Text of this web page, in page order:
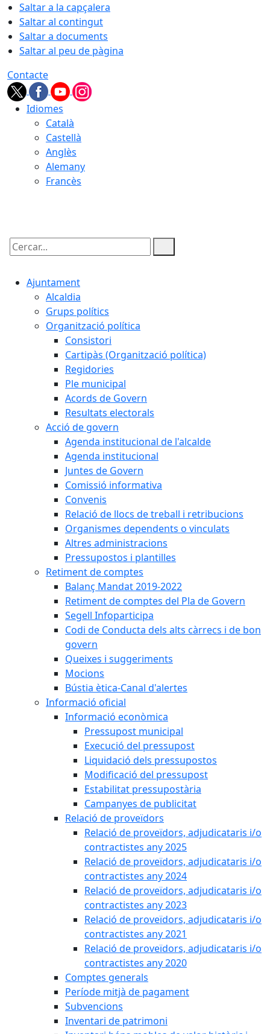
Saltar a la capçalera
Saltar al contingut
Saltar a documents
Saltar al peu de pàgina
Contacte
Idiomes
Català
Castellà
Anglès
Alemany
Francès
Cercar:
Ajuntament
Alcaldia
Grups polítics
Organització política
Consistori
Cartipàs (Organització política)
Regidories
Ple municipal
Acords de Govern
Resultats electorals
Acció de govern
Agenda institucional de l'alcalde
Agenda institucional
Juntes de Govern
Comissió informativa
Convenis
Relació de llocs de treball i retribucions
Organismes dependents o vinculats
Altres administracions
Pressupostos i plantilles
Retiment de comptes
Balanç Mandat 2019-2022
Retiment de comptes del Pla de Govern
Segell Infoparticipa
Codi de Conducta dels alts càrrecs i de bon
govern
Queixes i suggeriments
Mocions
Bústia ètica-Canal d'alertes
Informació oficial
Informació econòmica
Pressupost municipal
Execució del pressupost
Liquidació dels pressupostos
Modificació del pressupost
Estabilitat pressupostària
Campanyes de publicitat
Relació de proveïdors
Relació de proveïdors, adjudicataris i/o
contractistes any 2025
Relació de proveïdors, adjudicataris i/o
contractistes any 2024
Relació de proveïdors, adjudicataris i/o
contractistes any 2023
Relació de proveïdors, adjudicataris i/o
contractistes any 2021
Relació de proveïdors, adjudicataris i/o
contractistes any 2020
Comptes generals
Període mitjà de pagament
Subvencions
Inventari de patrimoni